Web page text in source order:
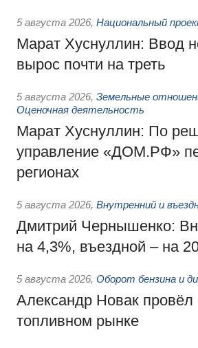
5 августа 2026, Национальный
Марат Хуснуллин: Ввод
вырос почти на треть
5 августа 2026, Земельные
Оценочная деятельность
Марат Хуснуллин: По
управление «ДОМ.РФ»
регионах
5 августа 2026, Внутренний и
Дмитрий Чернышенко:
на 4,3%, въездной – на
5 августа 2026, Оборот бензина и
Александр Новак
топливном рынке